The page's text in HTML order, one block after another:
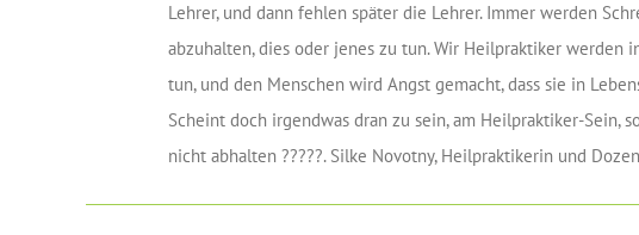
Lehrer, und dann fehlen später die Lehrer. Immer werden
abzuhalten, dies oder jenes zu tun. Wir Heilpraktiker werden
tun, und den Menschen wird Angst gemacht, dass sie in
Scheint doch irgendwas dran zu sein, am Heilpraktiker-Sein,
nicht abhalten ?????. Silke Novotny, Heilpraktikerin und